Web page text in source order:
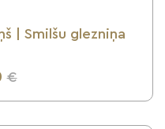
| Smilšu glezniņa
€